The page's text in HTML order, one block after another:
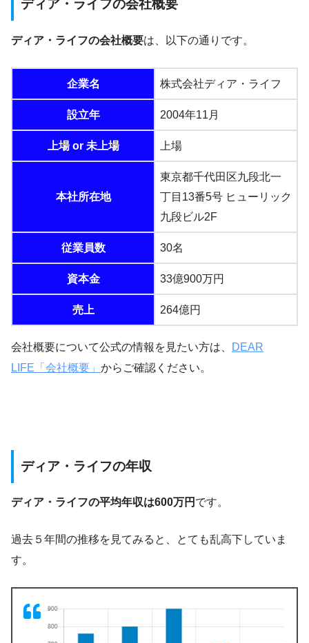
ディア・ライフの会社概要
ディア・ライフの会社概要は、以下の通りです。
企業名 株式会社ディア・ライフ
設立年 2004年11月
上場 or 未上場 上場
本社所在地
東京都千代田区九段北一
丁目13番5号 ヒューリック
九段ビル2F
従業員数 30名
資本金 33億900万円
売上 264億円
会社概要について公式の情報を見たい方は、
DEAR
LIFE「会社概要」 からご確認ください。
ディア・ライフの年収
ディア・ライフの平均年収は600万円 です。
過去５年間の推移を見てみると、とても乱高下していま
す。